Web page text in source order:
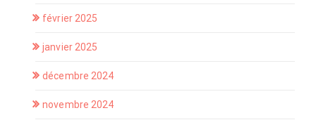
février 2025
janvier 2025
décembre 2024
novembre 2024